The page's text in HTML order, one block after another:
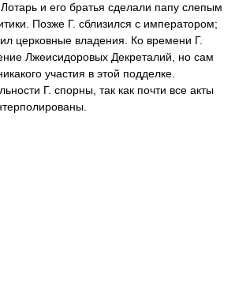
и его братья сделали папу слепым
Позже Г. сблизился с императором;
церковные владения. Ко времени Г.
Лжеисидоровых Декреталий, но сам
участия в этой подделке.
Г. спорны, так как почти все акты